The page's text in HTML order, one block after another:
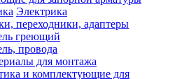
Электрика
переходники, адаптеры
греющий
провода
для монтажа